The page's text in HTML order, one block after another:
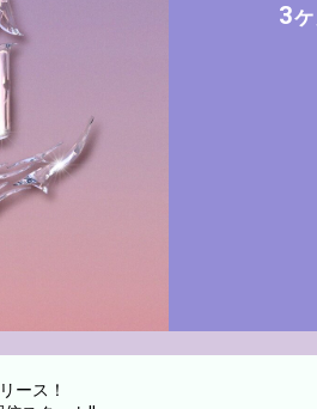
3
ース！